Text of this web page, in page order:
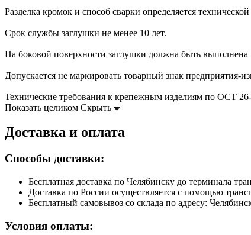
Разделка кромок и способ сварки определяется
Срок службы заглушки не менее 10 лет.
На боковой поверхности заглушки должна быть выполнена
Допускается не маркировать товарный знак предприятия-
Технические требования к крепежным изделиям по ОСТ
Показать целиком Скрыть
Доставка и оплата
Способы доставки:
Бесплатная доставка по Челябинску до терминала
Доставка по России осуществляется с помощью
Бесплатный самовывоз со склада по адресу:
Условия оплаты: